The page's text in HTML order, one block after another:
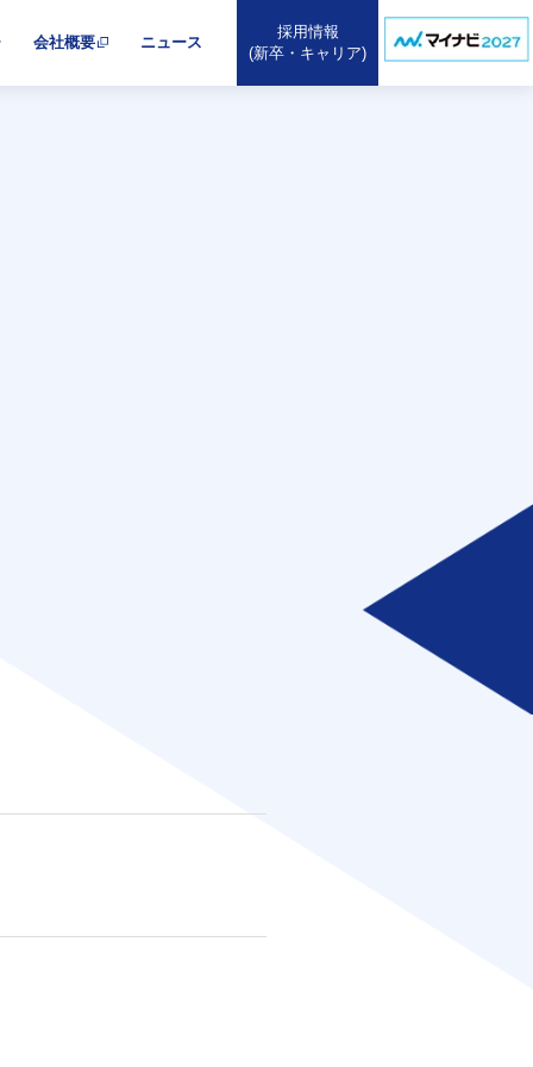
会社概要 ニュース
採用情報
(新卒・キャリア)